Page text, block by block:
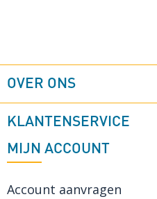
OVER ONS
KLANTENSERVICE
MIJN ACCOUNT
Account aanvragen